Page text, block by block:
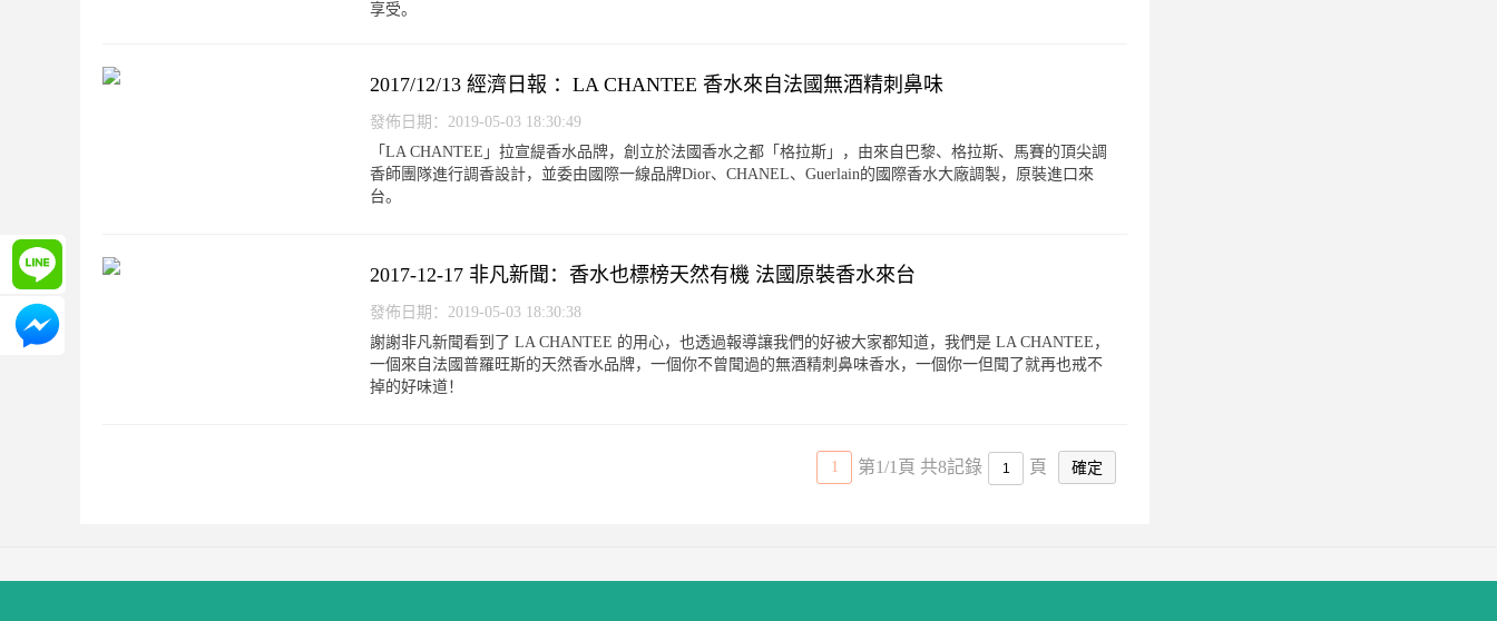
享受。
2017/12/13 經濟日報 ：LA CHANTEE 香水來自法國無酒精刺鼻味
發佈日期：2019-05-03 18:30:49
「LA CHANTEE」拉宣緹香水品牌，創立於法國香水之都「格拉斯」，由來自巴黎、格拉斯、馬賽的頂尖調
香師團隊進行調香設計，並委由國際一線品牌Dior、CHANEL、Guerlain的國際香水大廠調製，原裝進口來
台。
2017-12-17 非凡新聞：香水也標榜天然有機 法國原裝香水來台
發佈日期：2019-05-03 18:30:38
謝謝非凡新聞看到了 LA CHANTEE 的用心，也透過報導讓我們的好被大家都知道，我們是 LA CHANTEE，
一個來自法國普羅旺斯的天然香水品牌，一個你不曾聞過的無酒精刺鼻味香水，一個你一但聞了就再也戒不
掉的好味道！
1 第1/1頁 共8記錄 頁